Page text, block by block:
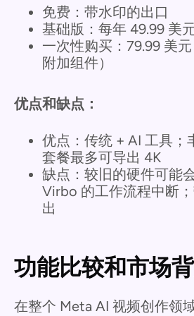
免费：带水印的出口
基础版：每年 49.99 美
一次性购买：79.99 美
附加组件）
优点和缺点：
优点：传统 + AI 工具；
套餐最多可导出 4K
缺点：较旧的硬件可能
Virbo 的工作流程中断
出
功能比较和市场
在整个 Meta AI 视频创作领